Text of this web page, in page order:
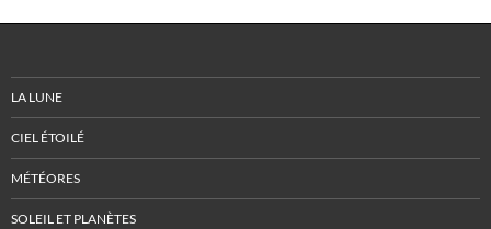
LA LUNE
CIEL ÉTOILÉ
MÉTÉORES
SOLEIL ET PLANÈTES